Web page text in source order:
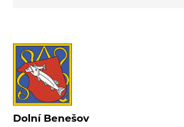
Dolní Benešov